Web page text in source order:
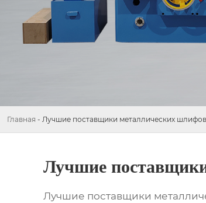
Главная - Лучшие поставщики металлических
Лучшие
Лучшие поставщики